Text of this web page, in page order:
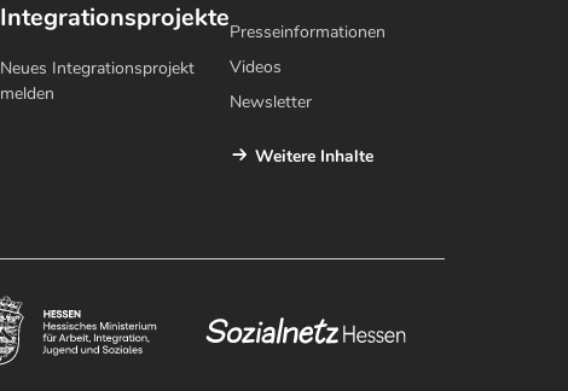
Integrationsprojekte
Neues Integrationsprojekt
melden
Presseinformationen
Videos
Newsletter
Weitere Inhalte